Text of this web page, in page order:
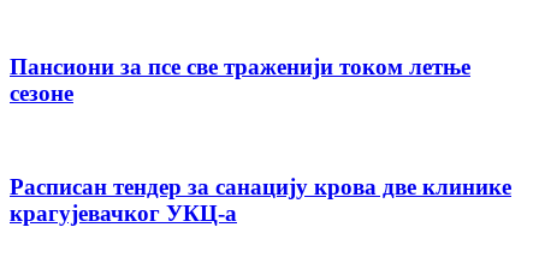
Пансиони за псе све траженији током летње
сезоне
Расписан тендер за санацију крова две клинике
крагујевачког УКЦ-а